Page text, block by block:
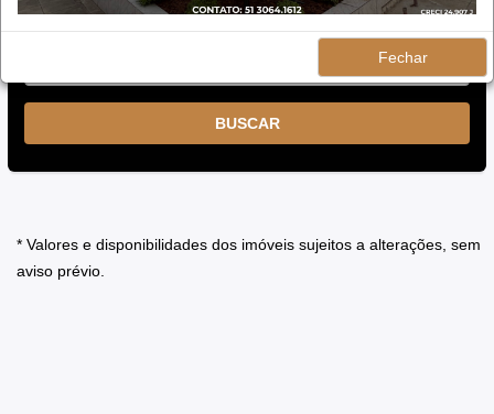
BUSCAR
* Valores e disponibilidades dos imóveis sujeitos a alterações, sem
aviso prévio.
Fechar